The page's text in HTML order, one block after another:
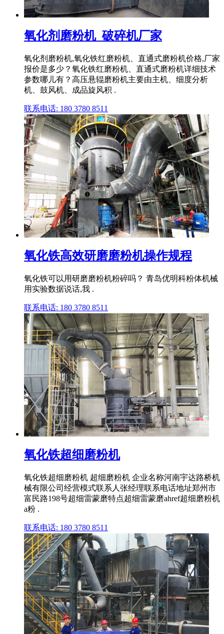
氧化剂磨粉机_破碎机厂家
氧化剂磨粉机,氧化铁红磨粉机、直通式磨粉机价格,厂家
报价是多少？氧化铁红磨粉机、直通式磨粉机详细技术
参数哪儿有？高压悬辊磨粉机主要由主机、细度分析
机、鼓风机、成品旋风积 .
联系电话: 180 3780 8511
氧化铁高效研磨磨粉机操作规程
氧化铁可以用研磨磨粉机粉碎吗？ 青岛优明科粉体机械
用实验数据说话,我 .
联系电话: 180 3780 8511
氧化铁超细磨粉机
氧化铁超细磨粉机 超细磨粉机 企业名称河南宇达路桥机
械有限公司经营模式联系人张经理联系电话地址郑州市
富民路198号超细雷蒙磨特点超细雷蒙磨ahref超细磨粉机
a粉 .
联系电话: 180 3780 8511